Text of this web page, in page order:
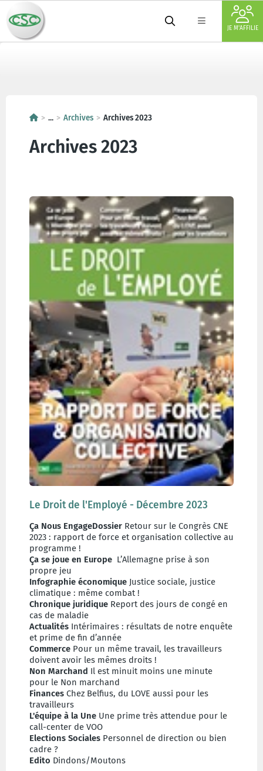
JE M'AFFILIE
... Archives Archives 2023
Archives 2023
Le Droit de l'Employé - Décembre 2023
Ça Nous EngageDossier Retour sur le Congrès CNE
2023 : rapport de force et organisation collective au
programme !
Ça se joue en Europe L’Allemagne prise à son
propre jeu
Infographie économique Justice sociale, justice
climatique : même combat !
Chronique juridique Report des jours de congé en
cas de maladie
Actualités Intérimaires : résultats de notre enquête
et prime de fin d’année
Commerce Pour un même travail, les travailleurs
doivent avoir les mêmes droits !
Non Marchand Il est minuit moins une minute
pour le Non marchand
Finances Chez Belfius, du LOVE aussi pour les
travailleurs
L'équipe à la Une Une prime très attendue pour le
call-center de VOO
Elections Sociales Personnel de direction ou bien
cadre ?
Edito Dindons/Moutons